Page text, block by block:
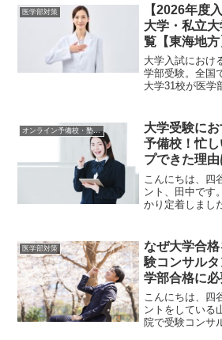
医学部対策
【2026年度
大学・私立
覧【東海地方
大学入試におけ
学部受験。全国
大学31校が医学
ずれの大学も入
オンライン予備校・塾の活用法
大学受験に
予備校！忙
プできた理由
こんにちは、四
ント、田中です
かり定着しまし
っぱりオンライ
医学部対策
なぜ大学合
験コンサル
学部合格に
ポート」
こんにちは、四
ントをしている
院で受験コンサ
る先生から届い